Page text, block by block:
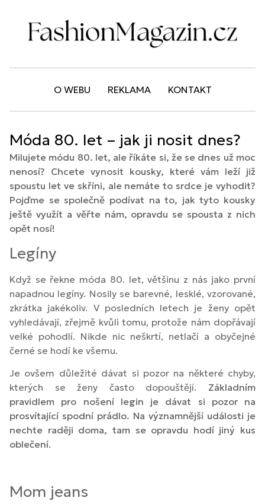
O WEBU REKLAMA KONTAKT
Móda 80. let – jak ji nosit dnes?
Milujete módu 80. let, ale říkáte si, že se dnes už moc
nenosí? Chcete vynosit kousky, které vám leží již
spoustu let ve skříni, ale nemáte to srdce je vyhodit?
Pojďme se společně podívat na to, jak tyto kousky
ještě využít a věřte nám, opravdu se spousta z nich
opět nosí!
Legíny
Když se řekne móda 80. let, většinu z nás jako první
napadnou legíny. Nosily se barevné, lesklé, vzorované,
zkrátka jakékoliv. V posledních letech je ženy opět
vyhledávají, zřejmě kvůli tomu, protože nám dopřávají
velké pohodlí. Nikde nic neškrtí, netlačí a obyčejné
černé se hodí ke všemu.
Je ovšem důležité dávat si pozor na některé chyby,
kterých se ženy často dopouštějí. Základním
pravidlem pro nošení legin je dávat si pozor na
prosvítající spodní prádlo. Na významnější události je
nechte raději doma, tam se opravdu hodí jiný kus
oblečení.
Mom jeans